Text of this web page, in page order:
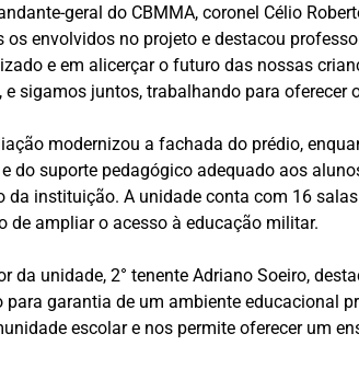
geral do CBMMA, coronel Célio
os envolvidos no projeto e destacou
e em alicerçar o futuro das nossas
e sigamos juntos, trabalhando para oferecer
modernizou a fachada do prédio,
do suporte pedagógico adequado aos
da instituição. A unidade conta com 16
de ampliar o acesso à educação militar.
da unidade, 2° tenente Adriano Soeiro,
para garantia de um ambiente educacional
escolar e nos permite oferecer um